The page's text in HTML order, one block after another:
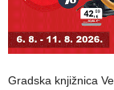
Gradska knjižnica